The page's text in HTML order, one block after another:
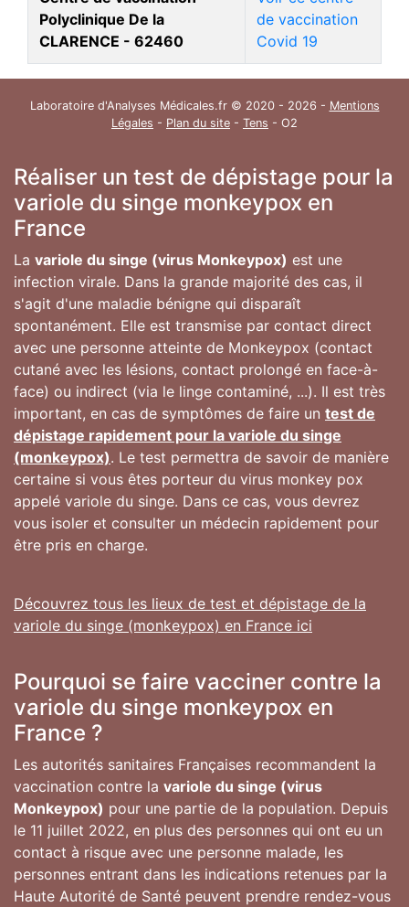
Polyclinique De la
CLARENCE - 62460
de vaccination
Covid 19
Laboratoire d'Analyses Médicales.fr © 2020 - 2026 - Mentions
Légales - Plan du site - Tens - O2
Réaliser un test de dépistage pour la
variole du singe monkeypox en
France
La variole du singe (virus Monkeypox) est une
infection virale. Dans la grande majorité des cas, il
s'agit d'une maladie bénigne qui disparaît
spontanément. Elle est transmise par contact direct
avec une personne atteinte de Monkeypox (contact
cutané avec les lésions, contact prolongé en face-à-
face) ou indirect (via le linge contaminé, ...). Il est très
important, en cas de symptômes de faire un test de
dépistage rapidement pour la variole du singe
(monkeypox). Le test permettra de savoir de manière
certaine si vous êtes porteur du virus monkey pox
appelé variole du singe. Dans ce cas, vous devrez
vous isoler et consulter un médecin rapidement pour
être pris en charge.
Découvrez tous les lieux de test et dépistage de la
variole du singe (monkeypox) en France ici
Pourquoi se faire vacciner contre la
variole du singe monkeypox en
France ?
Les autorités sanitaires Françaises recommandent la
vaccination contre la variole du singe (virus
Monkeypox) pour une partie de la population. Depuis
le 11 juillet 2022, en plus des personnes qui ont eu un
contact à risque avec une personne malade, les
personnes entrant dans les indications retenues par la
Haute Autorité de Santé peuvent prendre rendez-vous